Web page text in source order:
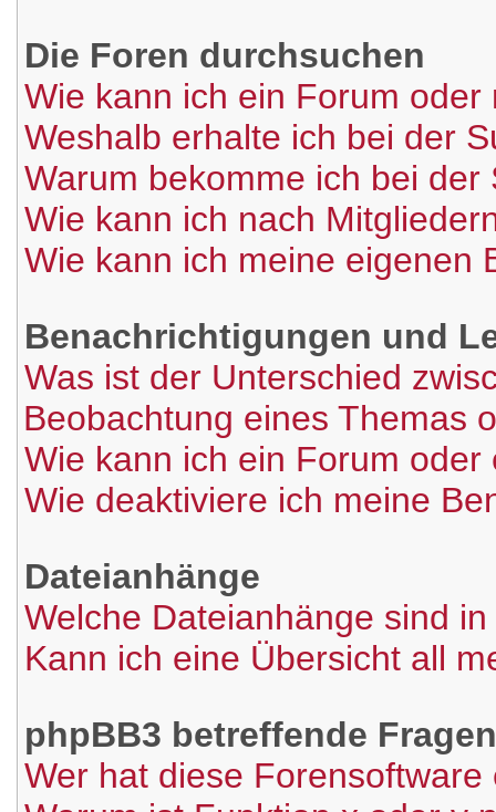
Die Foren durchsuchen
Wie kann ich ein Forum
Weshalb erhalte ich bei der
Warum bekomme ich bei
Wie kann ich nach
Wie kann ich meine eigenen
Benachrichtigungen und
Was ist der Unterschied
Beobachtung eines Themas
Wie kann ich ein Forum
Wie deaktiviere ich meine
Dateianhänge
Welche Dateianhänge sind
Kann ich eine Übersicht all
phpBB3 betreffende Fragen
Wer hat diese Forensoftware